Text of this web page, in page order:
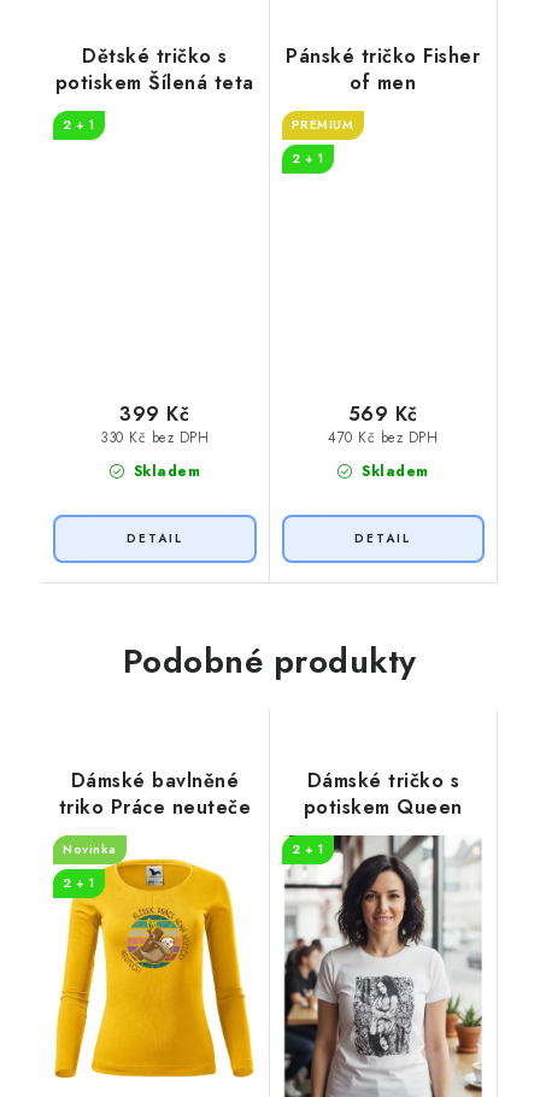
Dětské tričko s
potiskem Šílená teta
2 + 1
Skladem
330 Kč bez DPH
399 Kč
Pánské tričko Fisher
of men
PREMIUM
2 + 1
Skladem
470 Kč bez DPH
569 Kč
Podobné produkty
Dámské bavlněné
triko Práce neuteče
Novinka
2 + 1
Dámské tričko s
potiskem Queen
2 + 1